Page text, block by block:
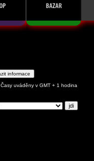
Časy uváděny v GMT + 1 hodina